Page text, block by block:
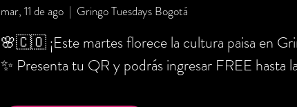
mar, 11 de ago
  |
Gringo Tuesdays Bogotá
🌸🇨🇴 ¡Este martes florece la cultura paisa en
✨ Presenta tu QR y podrás ingresar FREE hasta